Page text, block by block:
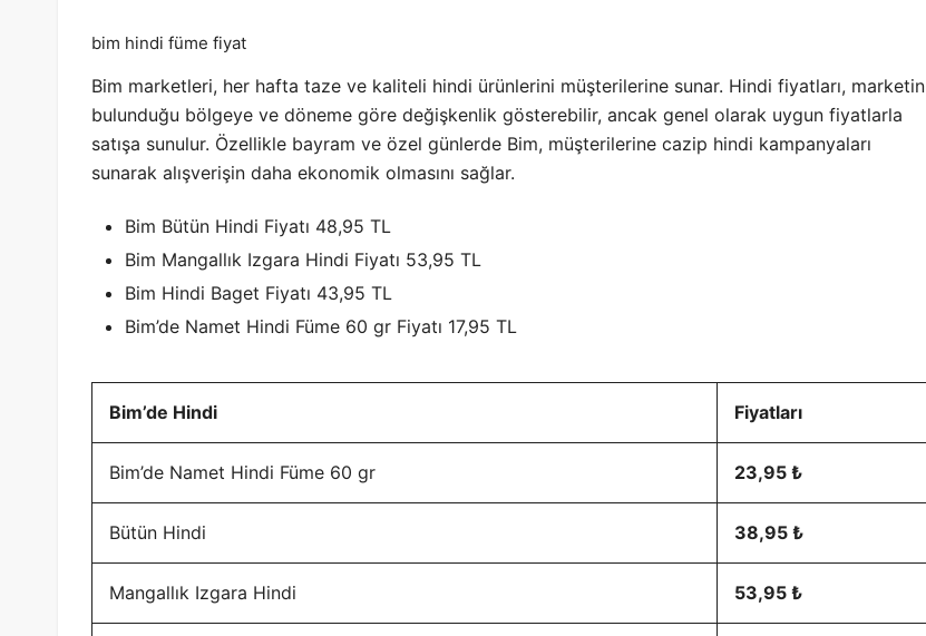
bim hindi füme fiyat
Bim marketleri, her hafta taze ve kaliteli hindi ürünlerini müşterilerine sunar. Hindi fiyatları, marketin
bulunduğu bölgeye ve döneme göre değişkenlik gösterebilir, ancak genel olarak uygun fiyatlarla
satışa sunulur. Özellikle bayram ve özel günlerde Bim, müşterilerine cazip hindi kampanyaları
sunarak alışverişin daha ekonomik olmasını sağlar.
Bim Bütün Hindi Fiyatı 48,95 TL
Bim Mangallık Izgara Hindi Fiyatı 53,95 TL
Bim Hindi Baget Fiyatı 43,95 TL
Bim’de Namet Hindi Füme 60 gr Fiyatı 17,95 TL
Bim’de Hindi Fiyatları
Bim’de Namet Hindi Füme 60 gr 23,95 ₺
Bütün Hindi 38,95 ₺
Mangallık Izgara Hindi 53,95 ₺